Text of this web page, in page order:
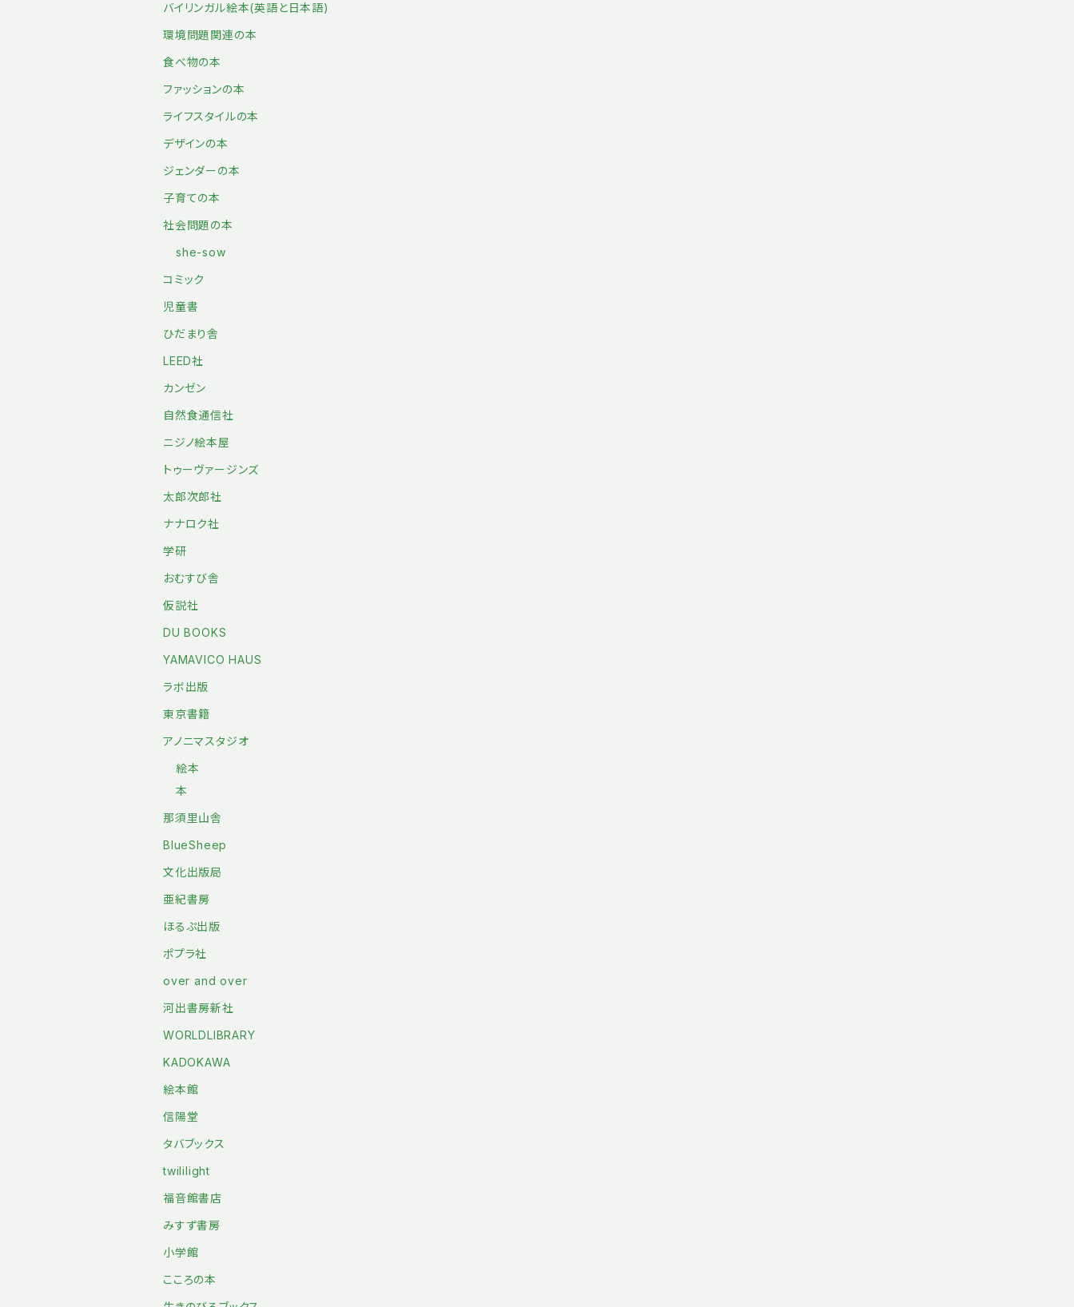
バイリンガル絵本(英語と日本語)
環境問題関連の本
食べ物の本
ファッションの本
ライフスタイルの本
デザインの本
ジェンダーの本
子育ての本
社会問題の本
she-sow
コミック
児童書
ひだまり舎
LEED社
カンゼン
自然食通信社
ニジノ絵本屋
トゥーヴァージンズ
太郎次郎社
ナナロク社
学研
おむすび舎
仮説社
DU BOOKS
YAMAVICO HAUS
ラボ出版
東京書籍
アノニマスタジオ
絵本
本
那須里山舎
BlueSheep
文化出版局
亜紀書房
ほるぷ出版
ポプラ社
over and over
河出書房新社
WORLDLIBRARY
KADOKAWA
絵本館
信陽堂
タバブックス
twililight
福音館書店
みすず書房
小学館
こころの本